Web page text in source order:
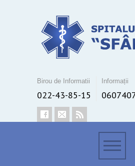
Birou de Informatii
022-43-85-15
Informații